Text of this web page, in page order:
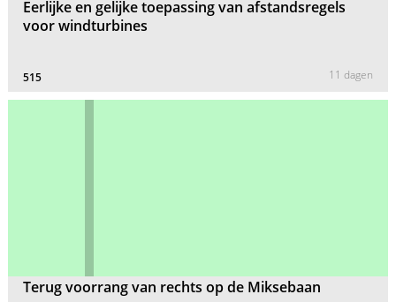
Eerlijke en gelijke toepassing van afstandsregels
voor windturbines
515 11 dagen
Terug voorrang van rechts op de Miksebaan